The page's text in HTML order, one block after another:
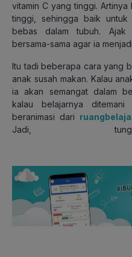
vitamin C yang tinggi.
tinggi, sehingga baik untuk
bebas dalam tubuh. Ajak
bersama-sama agar ia
Itu tadi beberapa cara yang
anak susah makan. Kalau
ia akan semangat dalam
kalau belajarnya
beranimasi dari
Jadi,